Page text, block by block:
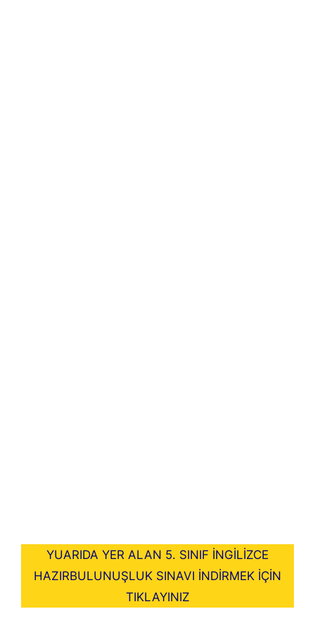
YUARIDA YER ALAN 5. SINIF İNGİLİZCE
HAZIRBULUNUŞLUK SINAVI İNDİRMEK İÇİN
TIKLAYINIZ